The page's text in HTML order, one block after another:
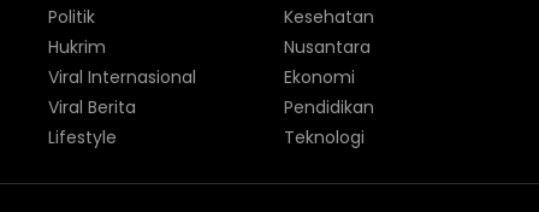
Politik
Hukrim
Viral Internasional
Viral Berita
Lifestyle
Kesehatan
Nusantara
Ekonomi
Pendidikan
Teknologi